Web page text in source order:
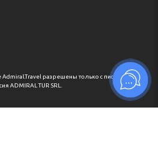
Admiral.Travel разрешены только с письменного
ADMIRAL TUR SRL.